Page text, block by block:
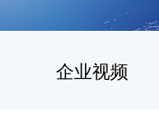
企业视频